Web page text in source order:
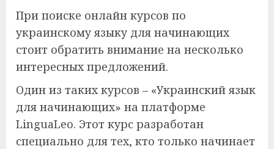
При поиске онлайн курсов по
украинскому языку для начинающих
стоит обратить внимание на несколько
интересных предложений.
Один из таких курсов – «Украинский язык
для начинающих» на платформе
LinguaLeo. Этот курс разработан
специально для тех, кто только начинает